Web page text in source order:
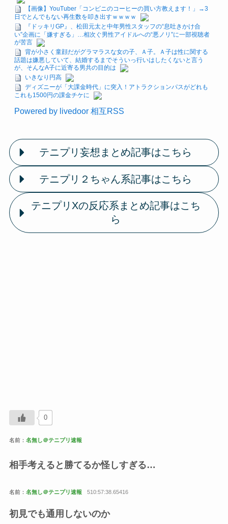
【画像】YouTuber「コンビニのコーヒーの買い方教えます！」→3
日でとんでもない再生数を叩き出すｗｗｗｗ
『ドッキリGP』、松田元太と中年男性スタッフの“息吐きかけ合
い”企画に「嫌すぎる」…相次ぐ男性アイドルへの“悪ノリ”に一部視聴者
が苦言
背が小さく童顔だがグラマラスな女の子、Ａ子。Ａ子は性に関する
話題は嫌悪していて、結婚するまでそういっ行いはしたくないと言う
が、そんなA子に近寄る男共の目的は
いきなり円高
ディズニーが「大課金時代」に突入！アトラクションパスがどれも
これも1500円の課金チケに
Powered by livedoor 相互RSS
テニプリ妄想まとめ記事はこちら
テニプリ２ちゃん系記事はこちら
テニプリXの反応系まとめ記事はこち
ら
0
名前： 名無し＠テニプリ速報
相手考えると勝てるか怪しすぎる…
名前： 名無し＠テニプリ速報 510:57:38.65416
初見でも通用しないのか